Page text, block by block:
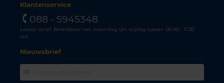
Klantenservice
088 - 5945348
Lokaal tarief. Bereikbaar van maandag t/m vrijdag tussen 08.00 - 17.30
uur.
Nieuwsbrief